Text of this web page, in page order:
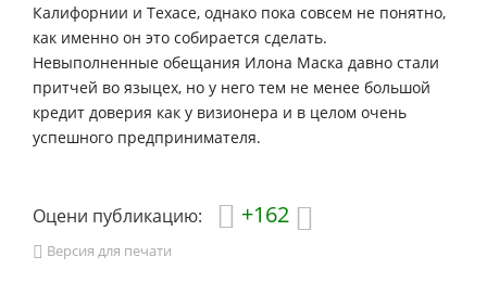
Калифорнии и Техасе, однако пока совсем не понятно,
как именно он это собирается сделать.
Невыполненные обещания Илона Маска давно стали
притчей во языцех, но у него тем не менее большой
кредит доверия как у визионера и в целом очень
успешного предпринимателя.
Оцени публикацию: +162
Версия для печати